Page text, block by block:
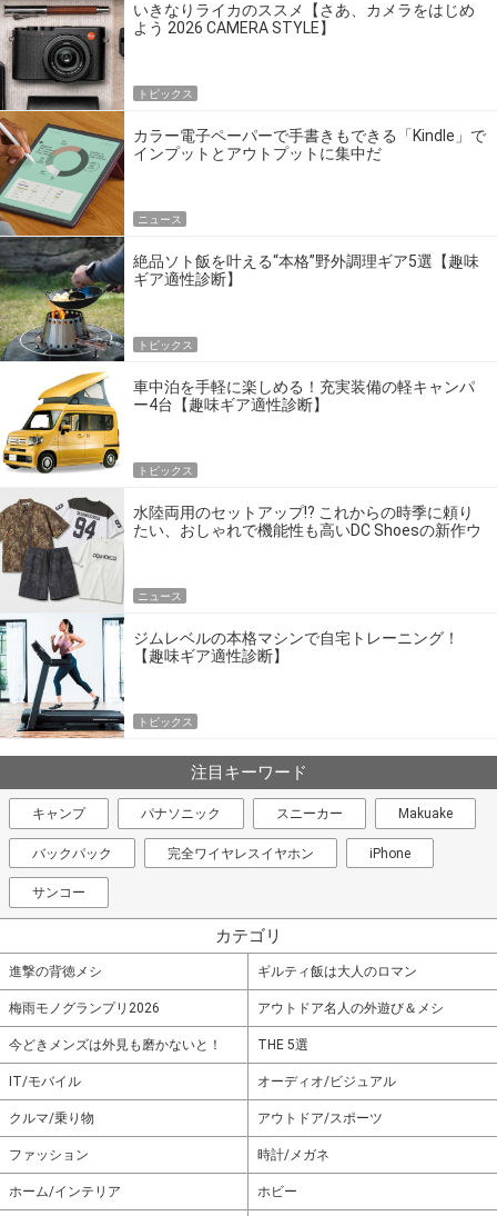
いきなりライカのススメ【さあ、カメラをはじめ
よう 2026 CAMERA STYLE】
トピックス
カラー電子ペーパーで手書きもできる「Kindle」で
インプットとアウトプットに集中だ
ニュース
絶品ソト飯を叶える“本格”野外調理ギア5選【趣味
ギア適性診断】
トピックス
車中泊を手軽に楽しめる！充実装備の軽キャンパ
ー4台【趣味ギア適性診断】
トピックス
水陸両用のセットアップ!? これからの時季に頼り
たい、おしゃれで機能性も高いDC Shoesの新作ウ
ニュース
ジムレベルの本格マシンで自宅トレーニング！
【趣味ギア適性診断】
トピックス
注目キーワード
キャンプ パナソニック スニーカー Makuake
バックパック 完全ワイヤレスイヤホン iPhone
サンコー
カテゴリ
進撃の背徳メシ ギルティ飯は大人のロマン
梅雨モノグランプリ2026 アウトドア名人の外遊び＆メシ
今どきメンズは外見も磨かないと！ THE 5選
IT/モバイル オーディオ/ビジュアル
クルマ/乗り物 アウトドア/スポーツ
ファッション 時計/メガネ
ホーム/インテリア ホビー